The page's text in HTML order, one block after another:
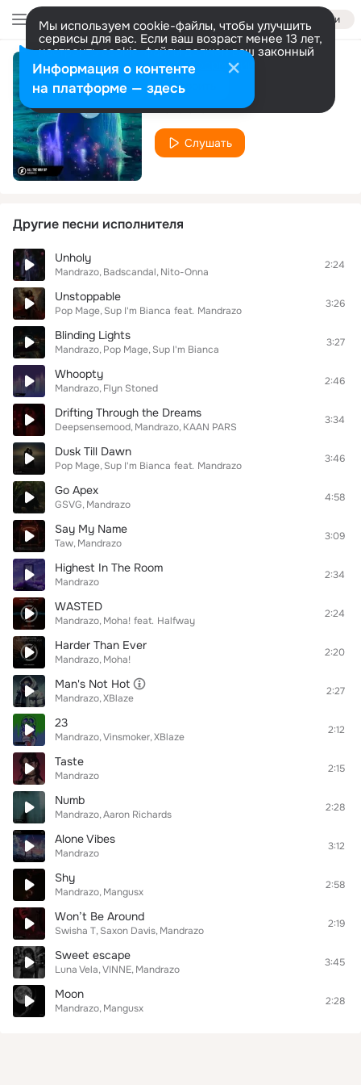
Войти
Мы используем cookie-файлы, чтобы улучшить
сервисы для вас. Если ваш возраст менее 13 лет,
настроить cookie-файлы должен ваш законный
представитель. Больше информации
Разрешить все Настроить
All The Way Up
Mandrazo
Слушать
Другие песни исполнителя
Unholy
Mandrazo Badscandal Nito-Onna
2:24
Unstoppable
Pop Mage Sup I'm Bianca feat. Mandrazo
3:26
Blinding Lights
Mandrazo Pop Mage Sup I'm Bianca
3:27
Whoopty
Mandrazo Flyn Stoned
2:46
Drifting Through the Dreams
Deepsensemood Mandrazo KAAN PARS
3:34
Dusk Till Dawn
Pop Mage Sup I'm Bianca feat. Mandrazo
3:46
Go Apex
GSVG Mandrazo
4:58
Say My Name
Taw Mandrazo
3:09
Highest In The Room
Mandrazo
2:34
WASTED
Mandrazo Moha! feat. Halfway
2:24
Harder Than Ever
Mandrazo Moha!
2:20
Man's Not Hot
Mandrazo XBlaze
2:27
23
Mandrazo Vinsmoker XBlaze
2:12
Taste
Mandrazo
2:15
Numb
Mandrazo Aaron Richards
2:28
Alone Vibes
Mandrazo
3:12
Shy
Mandrazo Mangusx
2:58
Won’t Be Around
Swisha T Saxon Davis Mandrazo
2:19
Sweet escape
Luna Vela VINNE Mandrazo
3:45
Moon
Mandrazo Mangusx
2:28
Информация о контенте
на платформе — здесь